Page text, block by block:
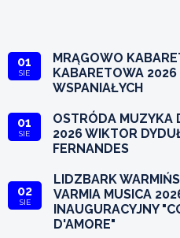
01
SIE
MRĄGOWO
KABARETOWA 2026
WSPANIAŁYCH
01
SIE
OSTRÓDA MUZYKA
2026 WIKTOR
FERNANDES
02
SIE
LIDZBARK
VARMIA MUSICA
INAUGURACYJNY
D'AMORE"